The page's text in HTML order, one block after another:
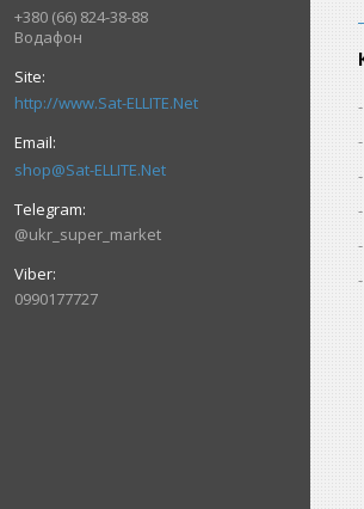
+380 (66) 824-38-88
Водафон
http://www.Sat-ELLITE.Net
shop@Sat-ELLITE.Net
@ukr_super_market
0990177727